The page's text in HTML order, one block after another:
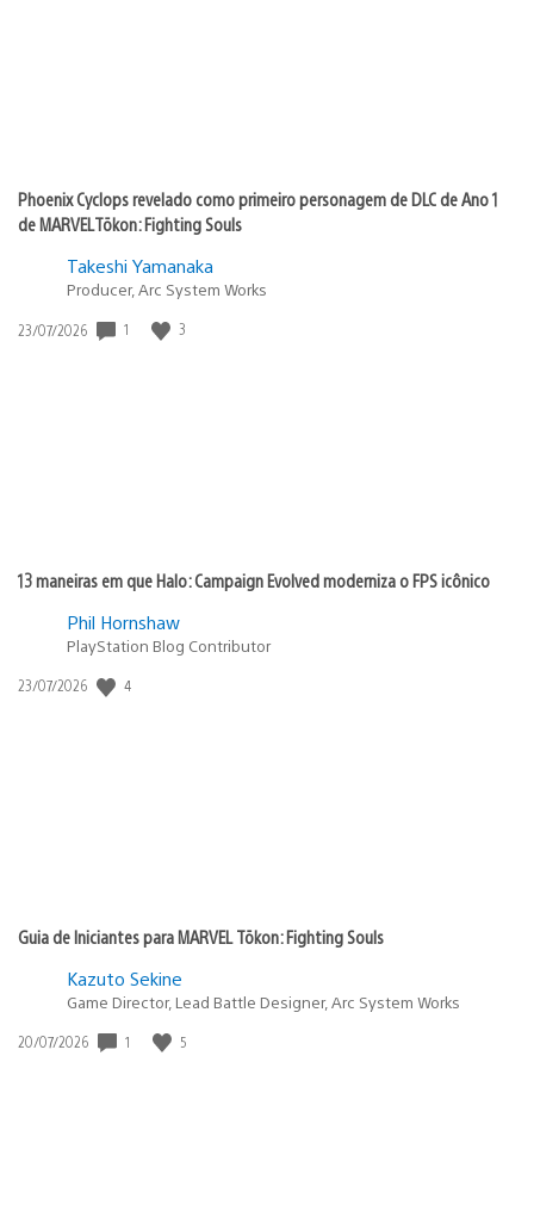
Phoenix Cyclops revelado como primeiro personagem de DLC de Ano 1
de MARVEL Tōkon: Fighting Souls
Takeshi Yamanaka
Producer, Arc System Works
Data
23/07/2026 1 3
13 maneiras em que Halo: Campaign Evolved moderniza o FPS icônico
Phil Hornshaw
PlayStation Blog Contributor
Data
23/07/2026 4
Guia de Iniciantes para MARVEL Tōkon: Fighting Souls
Kazuto Sekine
Game Director, Lead Battle Designer, Arc System Works
Data
20/07/2026 1 5